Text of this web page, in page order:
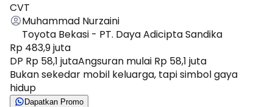
CVT
Muhammad Nurzaini
Toyota Bekasi - PT. Daya Adicipta Sandika
Rp 483,9 juta
DP Rp 58,1 jutaAngsuran mulai Rp 58,1 juta
Bukan sekedar mobil keluarga, tapi simbol gaya
hidup
Dapatkan Promo